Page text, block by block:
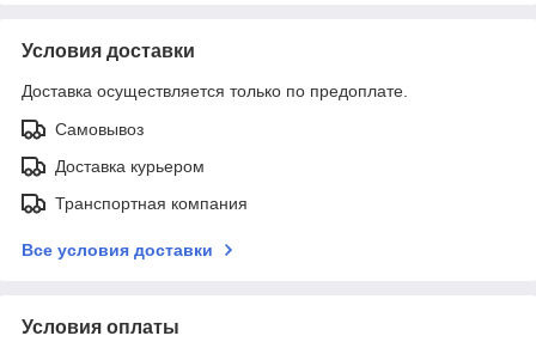
Условия доставки
Доставка осуществляется только по предоплате.
Самовывоз
Доставка курьером
Транспортная компания
Все условия доставки
Условия оплаты